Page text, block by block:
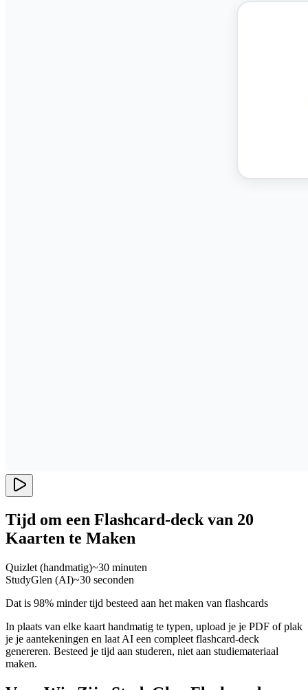
Tijd om een Flashcard-deck van 20
Kaarten te Maken
Quizlet (handmatig)~30 minuten
StudyGlen (AI)~30 seconden
Dat is 98% minder tijd besteed aan het maken van flashcards
In plaats van elke kaart handmatig te typen, upload je je PDF of plak
je je aantekeningen en laat AI een compleet flashcard-deck
genereren. Besteed je tijd aan studeren, niet aan studiemateriaal
maken.